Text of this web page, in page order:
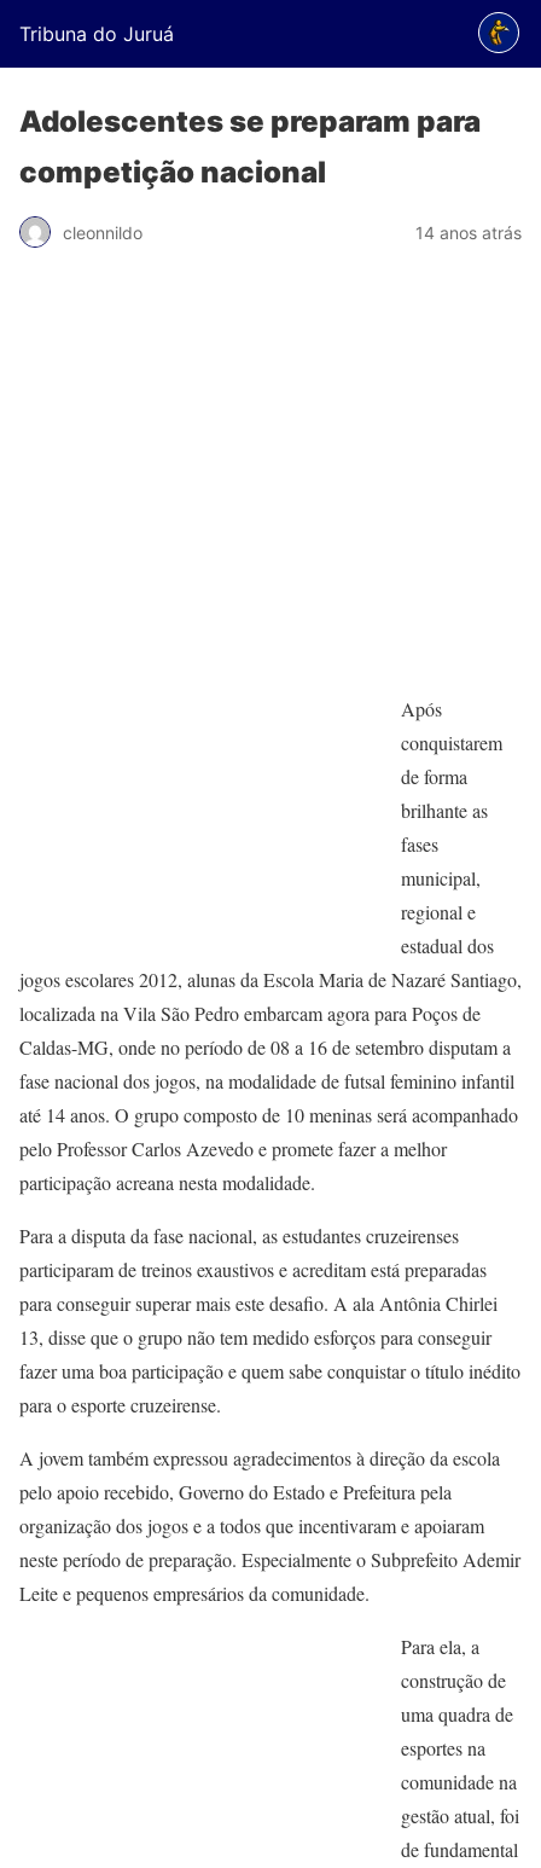
Tribuna do Juruá
Adolescentes se preparam para
competição nacional
cleonnildo 14 anos atrás
Após
conquistarem
de forma
brilhante as
fases
municipal,
regional e
estadual dos
jogos escolares 2012, alunas da Escola Maria de Nazaré Santiago,
localizada na Vila São Pedro embarcam agora para Poços de
Caldas-MG, onde no período de 08 a 16 de setembro disputam a
fase nacional dos jogos, na modalidade de futsal feminino infantil
até 14 anos. O grupo composto de 10 meninas será acompanhado
pelo Professor Carlos Azevedo e promete fazer a melhor
participação acreana nesta modalidade.
Para a disputa da fase nacional, as estudantes cruzeirenses
participaram de treinos exaustivos e acreditam está preparadas
para conseguir superar mais este desafio. A ala Antônia Chirlei
13, disse que o grupo não tem medido esforços para conseguir
fazer uma boa participação e quem sabe conquistar o título inédito
para o esporte cruzeirense.
A jovem também expressou agradecimentos à direção da escola
pelo apoio recebido, Governo do Estado e Prefeitura pela
organização dos jogos e a todos que incentivaram e apoiaram
neste período de preparação. Especialmente o Subprefeito Ademir
Leite e pequenos empresários da comunidade.
Para ela, a
construção de
uma quadra de
esportes na
comunidade na
gestão atual, foi
de fundamental